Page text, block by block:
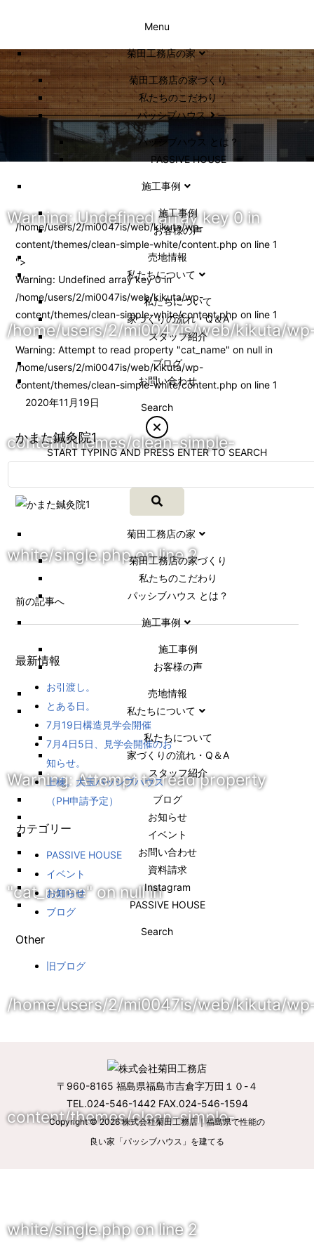
Menu
菊田工務店の家
菊田工務店の家づくり​
私たちのこだわり
パッシブハウス
パッシブハウス とは？
PASSIVE HOUSE
施工事例
施⼯事例
お客様の声
売地情報
私たちについて
私たちについて
家づくりの流れ・Q＆A
スタッフ紹介
ブログ
お問い合わせ
Search
START TYPING AND PRESS ENTER TO SEARCH
菊田工務店の家
菊田工務店の家づくり​
私たちのこだわり
パッシブハウス とは？
施工事例
施⼯事例
お客様の声
売地情報
私たちについて
私たちについて
家づくりの流れ・Q＆A
スタッフ紹介
ブログ
お知らせ
イベント
お問い合わせ
資料請求
Instagram
PASSIVE HOUSE
Search
Warning: Undefined array key 0 in
/home/users/2/mi0047is/web/kikuta/
content/themes/clean-simple-
white/single.phpon line2
Warning: Attempt to read property
"cat_name" on null in
/home/users/2/mi0047is/web/kikuta/
content/themes/clean-simple-
white/single.phpon line2
/home/users/2/mi0047is/web/kikuta/wp-
content/themes/clean-simple-white/content.php on line1
">
Warning: Undefined array key 0 in
/home/users/2/mi0047is/web/kikuta/wp-
content/themes/clean-simple-white/content.php on line1
Warning: Attempt to read property "cat_name" on null in
/home/users/2/mi0047is/web/kikuta/wp-
content/themes/clean-simple-white/content.php on line1
2020年11月19日
かまた鍼灸院1
前の記事へ
最新情報
お引渡し。
とある日。
7月19日構造見学会開催
7月4日5日、見学会開催のお
知らせ。
上棟。大玉パッシブハウス
（PH申請予定）
カテゴリー
PASSIVE HOUSE
イベント
お知らせ
ブログ
Other
旧ブログ
〒960-8165 福島県福島市吉倉字万田１０-４
TEL.024-546-1442 FAX.024-546-1594
Copyright © 2026株式会社菊田工務店｜福島県で性能の
良い家「パッシブハウス」を建てる